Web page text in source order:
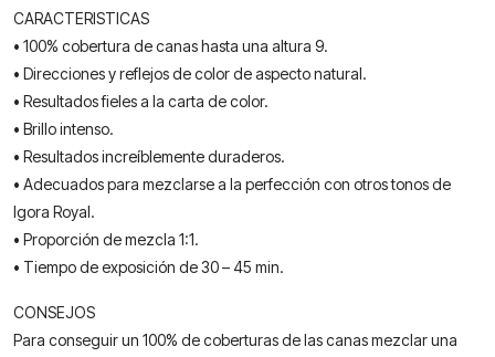
CARACTERISTICAS
• 100% cobertura de canas hasta una altura 9.
• Direcciones y reflejos de color de aspecto natural.
• Resultados fieles a la carta de color.
• Brillo intenso.
• Resultados increíblemente duraderos.
• Adecuados para mezclarse a la perfección con otros tonos de
Igora Royal.
• Proporción de mezcla 1:1.
• Tiempo de exposición de 30 – 45 min.
CONSEJOS
Para conseguir un 100% de coberturas de las canas mezclar una